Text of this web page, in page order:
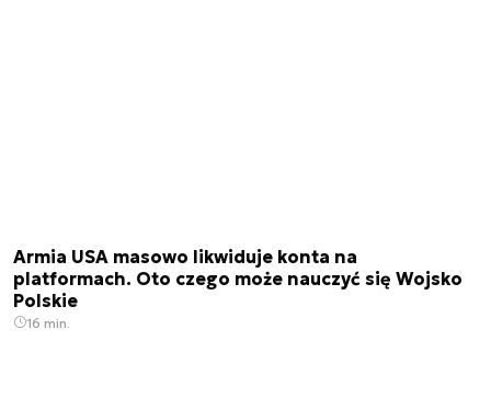
Armia USA masowo likwiduje konta na
platformach. Oto czego może nauczyć się Wojsko
Polskie
16 min.